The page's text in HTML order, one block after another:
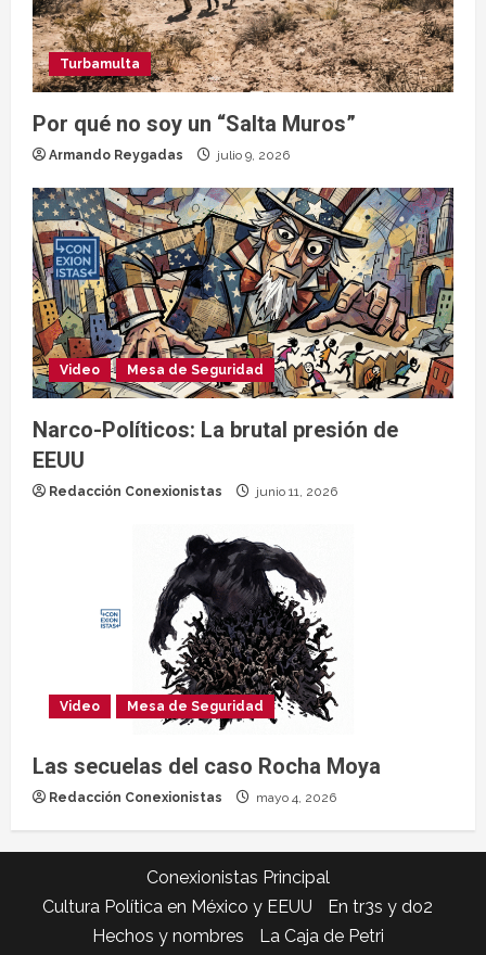
Turbamulta
Por qué no soy un “Salta Muros”
Armando Reygadas julio 9, 2026
Video Mesa de Seguridad
Narco-Políticos: La brutal presión de
EEUU
Redacción Conexionistas junio 11, 2026
Video Mesa de Seguridad
Las secuelas del caso Rocha Moya
Redacción Conexionistas mayo 4, 2026
Conexionistas Principal
Cultura Política en México y EEUU
En tr3s y do2
Hechos y nombres
La Caja de Petri